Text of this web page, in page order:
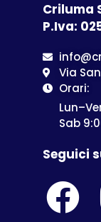
Criluma
P.Iva:
Via
Orari:
Sab
Seguici